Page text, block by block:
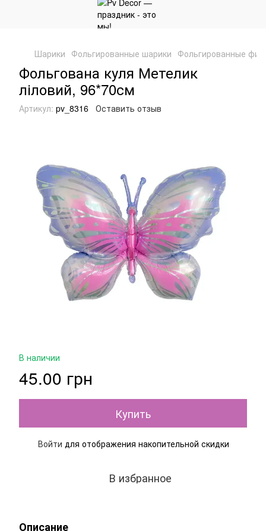
Шарики Фольгированные шарики Фольгированные
Фольгована куля Метелик
ліловий, 96*70см
Артикул: pv_8316 Оставить отзыв
В наличии
45.00 грн
Купить
Войти для отображения накопительной скидки
В избранное
Описание